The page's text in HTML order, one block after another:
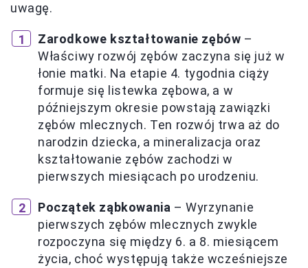
uwagę.
Zarodkowe kształtowanie zębów –
Właściwy rozwój zębów zaczyna się już w
łonie matki. Na etapie 4. tygodnia ciąży
formuje się listewka zębowa, a w
późniejszym okresie powstają zawiązki
zębów mlecznych. Ten rozwój trwa aż do
narodzin dziecka, a mineralizacja oraz
kształtowanie zębów zachodzi w
pierwszych miesiącach po urodzeniu.
Początek ząbkowania – Wyrzynanie
pierwszych zębów mlecznych zwykle
rozpoczyna się między 6. a 8. miesiącem
życia, choć występują także wcześniejsze